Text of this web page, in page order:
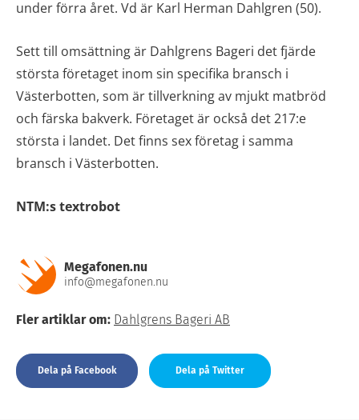
under förra året. Vd är Karl Herman Dahlgren (50).
Sett till omsättning är Dahlgrens Bageri det fjärde
största företaget inom sin specifika bransch i
Västerbotten, som är tillverkning av mjukt matbröd
och färska bakverk. Företaget är också det 217:e
största i landet. Det finns sex företag i samma
bransch i Västerbotten.
NTM:s textrobot
Megafonen.nu
info@megafonen.nu
Fler artiklar om: Dahlgrens Bageri AB
Dela på Facebook Dela på Twitter